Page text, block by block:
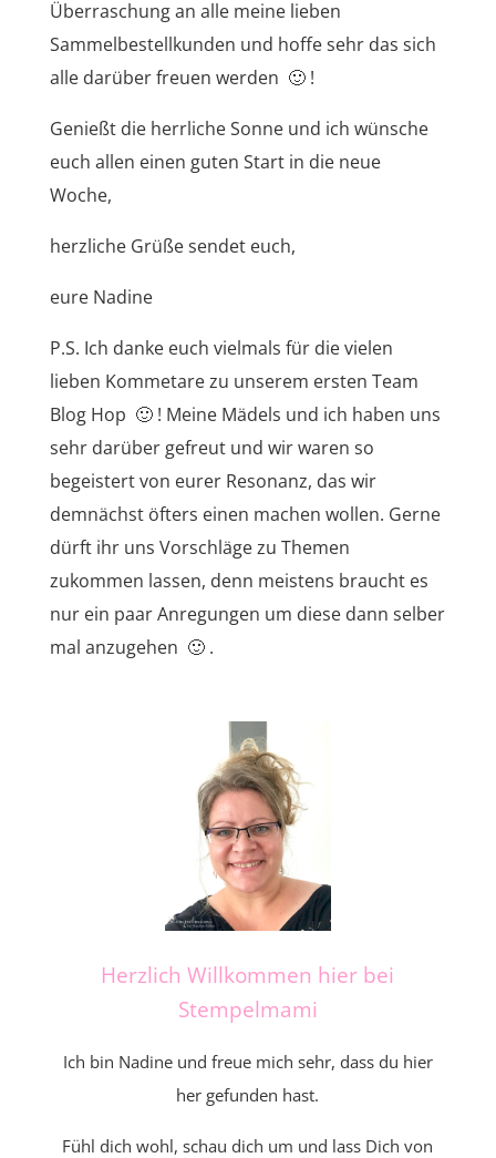
Überraschung an alle meine lieben
Sammelbestellkunden und hoffe sehr das sich
alle darüber freuen werden 🙂 !
Genießt die herrliche Sonne und ich wünsche
euch allen einen guten Start in die neue
Woche,
herzliche Grüße sendet euch,
eure Nadine
P.S. Ich danke euch vielmals für die vielen
lieben Kommetare zu unserem ersten Team
Blog Hop 🙂 ! Meine Mädels und ich haben uns
sehr darüber gefreut und wir waren so
begeistert von eurer Resonanz, das wir
demnächst öfters einen machen wollen. Gerne
dürft ihr uns Vorschläge zu Themen
zukommen lassen, denn meistens braucht es
nur ein paar Anregungen um diese dann selber
mal anzugehen 🙂 .
Herzlich Willkommen hier bei
Stempelmami
Ich bin Nadine und freue mich sehr, dass du hier
her gefunden hast.
Fühl dich wohl, schau dich um und lass Dich von